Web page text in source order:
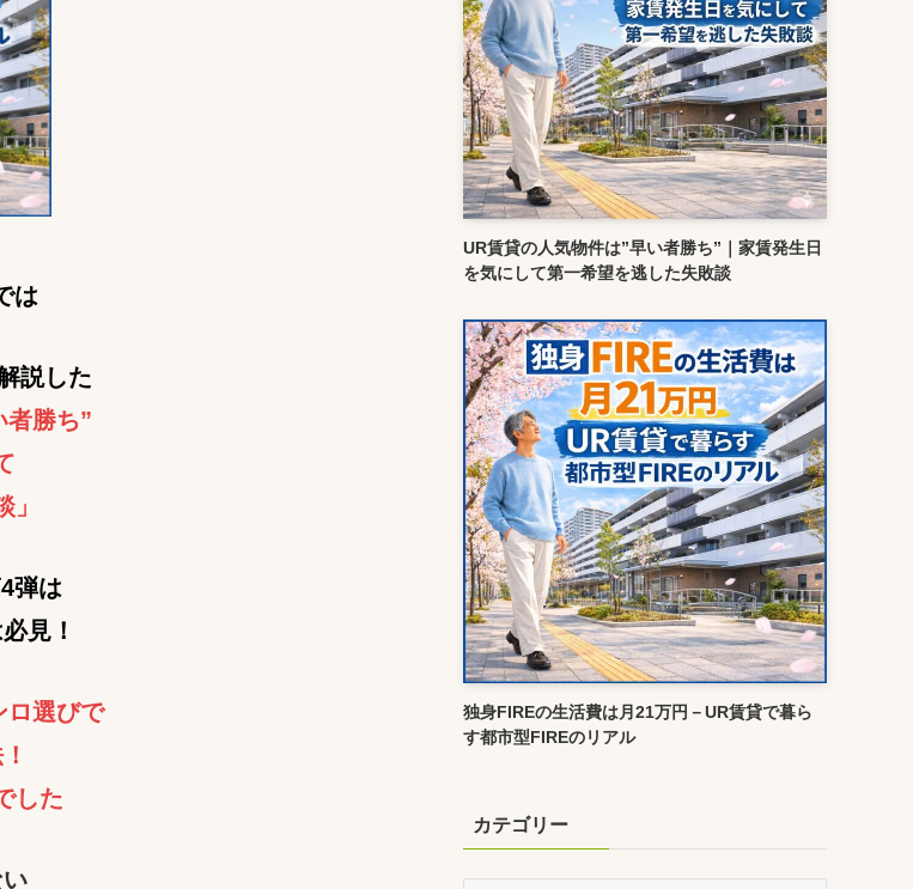
は
説した
者勝ち”
弾は
見！
ロ選びで
した
UR賃貸の人気物件は”早い者勝ち”｜家賃発生日
を気にして第一希望を逃した失敗談
独身FIREの生活費は月21万円－UR賃貸で暮ら
す都市型FIREのリアル
カテゴリー